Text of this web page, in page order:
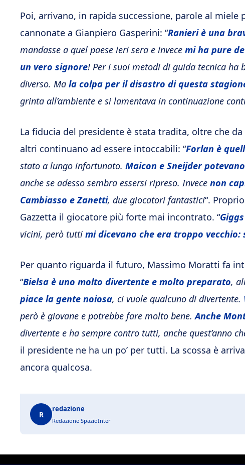
Poi, arrivano, in rapida successione, parole al
cannonate a Gianpiero Gasperini: “Ranieri è una
mandasse a quel paese ieri sera e invece mi ha pure
un vero signore! Per i suoi metodi di guida tecnica
diverso. Ma la colpa per il disastro di questa
grinta all’ambiente e si lamentava in continuazione
La fiducia del presidente è stata tradita, oltre che
altri continuano ad essere intoccabili: “Forlan è
stato a lungo infortunato. Maicon e Sneijder
anche se adesso sembra essersi ripreso. Invece non
Cambiasso e Zanetti, due giocatori fantastici“.
Gazzetta il giocatore più forte mai incontrato. “
vicini, però tutti mi dicevano che era troppo
Per quanto riguarda il futuro, Massimo Moratti fa
“Bielsa è uno molto divertente e molto preparato,
piace la gente noiosa, ci vuole qualcuno di divertente.
però è giovane e potrebbe fare molto bene.Anche
divertente e ha sempre contro tutti, anche quest’anno
il presidente ne ha un po’ per tutti. La scossa è
ancora qualcosa.
R
redazione
Redazione SpazioInter